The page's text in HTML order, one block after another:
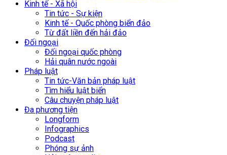
Kinh tế - Xã hội
Tin tức - Sự kiện
Kinh tế - Quốc phòng biển đảo
Từ đất liền đến hải đảo
Đối ngoại
Đối ngoại quốc phòng
Hải quân nước ngoài
Pháp luật
Tin tức-Văn bản pháp luật
Tìm hiểu luật biển
Câu chuyện pháp luật
Đa phương tiện
Longform
Infographics
Podcast
Phóng sự ảnh